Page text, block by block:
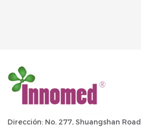
Dirección: No. 277, Shuangshan